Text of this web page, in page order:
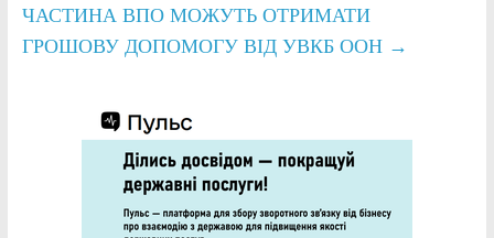
ЧАСТИНА ВПО МОЖУТЬ ОТРИМАТИ
ГРОШОВУ ДОПОМОГУ ВІД УВКБ ООН →